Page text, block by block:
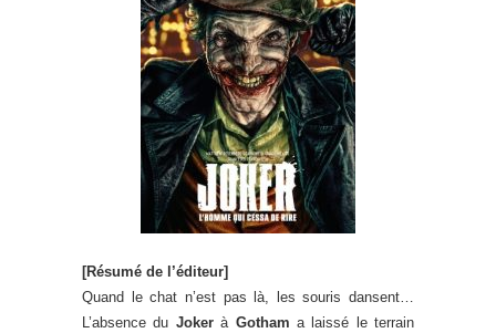
[Résumé de l’éditeur]
Quand le chat n’est pas là, les souris dansent…
L’absence du Jokerà Gotham a laissé le terrain